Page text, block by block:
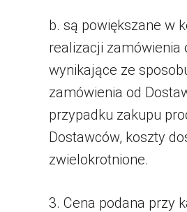
b. są powiększane w
realizacji zamówienia
wynikające ze
zamówienia od
przypadku zakupu
Dostawców, koszty
zwielokrotnione.
3. Cena podana przy